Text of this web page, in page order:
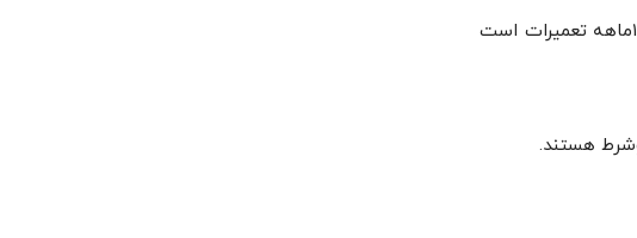
الکتروموتور سه فاز ۵۵ کیلووات ۷۳٫۷۳ اسب ۱۵۰۰ دور ایلماز خریداری شده از مجموعه دامون دارای گارانتی ۱۸ماهه تعمیرات است